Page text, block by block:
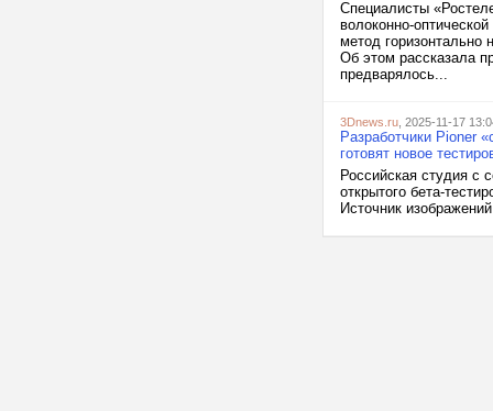
Специалисты
волоконно-
метод горизонтально
Об этом рассказала
предварялось...
3Dnews.ru , 2025-11-17
Разработчики Pioner
готовят новое
Российская студия с
открытого бета-
Источник